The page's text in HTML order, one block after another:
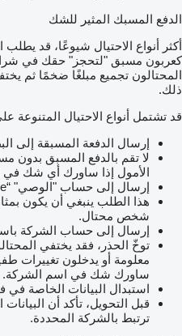
الدفع المسبك المثير للشك
أكثر أنواع الاحتيال شيوعًا، قد يطلب
كعربون مسبق "لتحجز" حقك في شراء
المحتالون تجميع مبلغًا ضخمًا ثم
ذلك.
قد تشتمل أنواع الاحتيال المتنوعة
إرسال الدفعة المسبقة إلى
لا تقم بالدفع المسبق بدون
الأمول إذا ساورك أي شك في
إرسال إلى حساب "الوصي" “Trustee”
هذا الطلب ينبغي أن يكون
شخص محتال.
إرسال إلى حساب الشركة
توخّ الحذر، فقد يختفي
معلومة أو يدخلون تغييرات
ساورك شك في اسم الشركة.
استبدال البيانات الخاصة في
قبل التحويل، تأكد أن
ترتبط بالشركة المحددة.